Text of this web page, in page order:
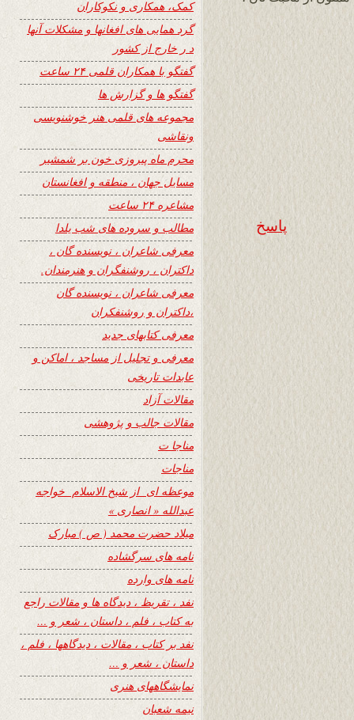
پاسخ
کمک، همکاری و نکوکاران
گرد همایی های افغانها و مشکلات آنها
د ر خارج از کشور
گفتگو با همکاران قلمی ۲۴ ساعت
گفتگو ها و گزارش ها
مجموعه های قلمی هنر خوشنویسی
ونقاشی
محرم ماه پیروزی خون بر شمشیر
مسایل جهان ، منطقه و افغانستان
مشاعره ۲۴ ساعت
مطالب و سروده های شب یلدا
معرفی شاعران ، نویسنده گان ،
داکتران ، روشنفگران و هنرمندان.
معرفی شاعران ، نویسنده گان
،داکتران و روشنفکران
معرفی کتابهای جدید
معرفی و تجلیل از مساجد ، اماکن و
عابدات تاریخی
مقالات آزاد
مقالات جالب و پژوهشی
مناجا ت
مناجات
موعظه ای از شیخ الاسلام خواجه
عبدالله « انصاری »
میلاد حضرت محمد ( ص ) مبارک
نامه های سرگشاده
نامه های وارده
نفد ، تقریظ ، دیدگاه ها و مقالات راجع
به کتاب ، فلم ، داستان ، شعر و …
نفد بر کتاب ، مقالات ، دیدگاهها ، فلم ،
داستان ، شعر و …
نمایشگاههای هنری
نیمه شعبان